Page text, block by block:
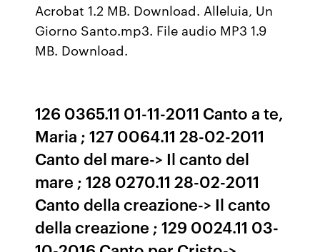
Acrobat 1.2 MB. Download. Alleluia, Un
Giorno Santo.mp3. File audio MP3 1.9
MB. Download.
126 0365.11 01-11-2011 Canto a te,
Maria ; 127 0064.11 28-02-2011
Canto del mare-> Il canto del
mare ; 128 0270.11 28-02-2011
Canto della creazione-> Il canto
della creazione ; 129 0024.11 03-